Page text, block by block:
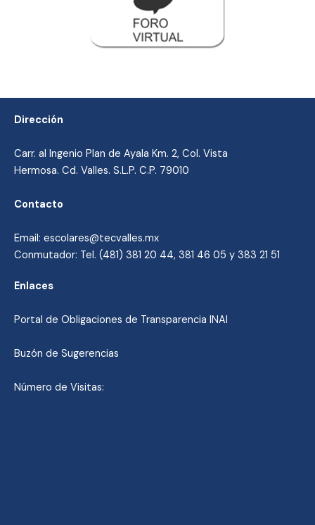
Dirección
Carr. al Ingenio Plan de Ayala Km. 2, Col. Vista
Hermosa. Cd. Valles. S.L.P. C.P. 79010
Contacto
Email: escolares@tecvalles.mx
Conmutador: Tel. (481) 381 20 44, 381 46 05 y 383 21 51
Enlaces
Portal de Obligaciones de Transparencia INAI
Buzón de Sugerencias
Número de Visitas: